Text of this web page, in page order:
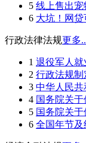
5 线上售出宠
6 大坑！网
行政法律法规更多
1 退役军人就
2 行政法规制
3 中华人民共
4 国务院关于
5 国务院关于
6 全国年节及